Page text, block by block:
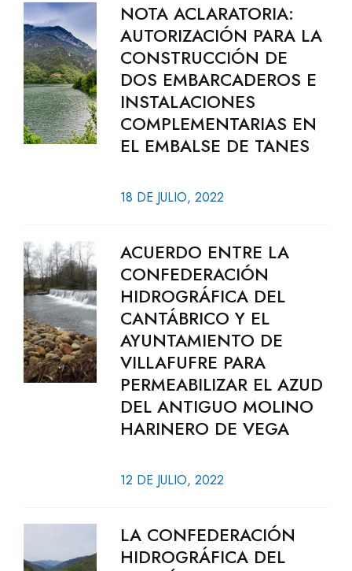
NOTA ACLARATORIA:
AUTORIZACIÓN PARA LA
CONSTRUCCIÓN DE
DOS EMBARCADEROS E
INSTALACIONES
COMPLEMENTARIAS EN
EL EMBALSE DE TANES
18 DE JULIO, 2022
ACUERDO ENTRE LA
CONFEDERACIÓN
HIDROGRÁFICA DEL
CANTÁBRICO Y EL
AYUNTAMIENTO DE
VILLAFUFRE PARA
PERMEABILIZAR EL AZUD
DEL ANTIGUO MOLINO
HARINERO DE VEGA
12 DE JULIO, 2022
LA CONFEDERACIÓN
HIDROGRÁFICA DEL